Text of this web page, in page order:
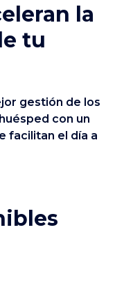
la
tu
gestión de los
con un
facilitan el día a